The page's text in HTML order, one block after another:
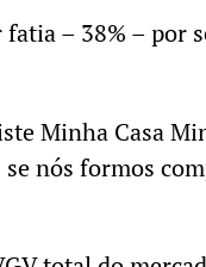
– 38% – por
Minha Casa
nós formos